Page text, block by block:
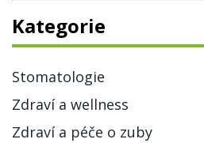
Kategorie
Stomatologie
Zdraví a wellness
Zdraví a péče o zuby